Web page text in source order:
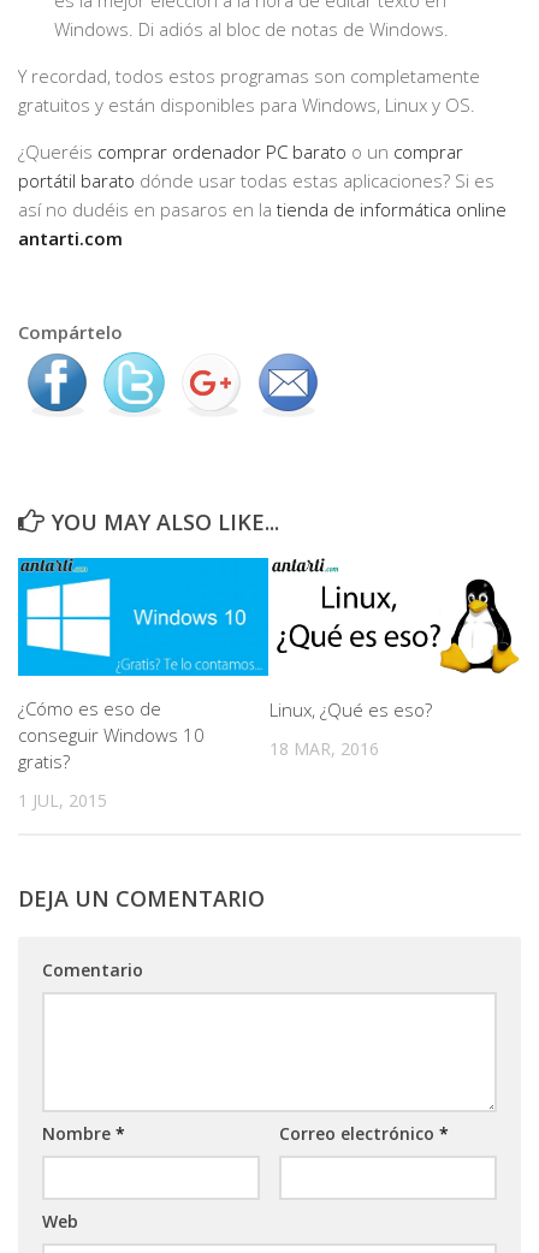
Windows. Di adiós al bloc de notas de Windows.
Y recordad, todos estos programas son completamente
gratuitos y están disponibles para Windows, Linux y OS.
¿Queréis comprar ordenador PC barato o un comprar
portátil barato dónde usar todas estas aplicaciones? Si es
así no dudéis en pasaros en la tienda de informática online
antarti.com
Compártelo
YOU MAY ALSO LIKE...
¿Cómo es eso de
conseguir Windows 10
gratis?
1 JUL, 2015
Linux, ¿Qué es eso?
18 MAR, 2016
DEJA UN COMENTARIO
Comentario
Nombre * Correo electrónico *
Web